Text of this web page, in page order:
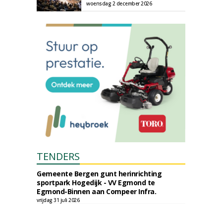
woensdag 2 december 2026
TENDERS
Gemeente Bergen gunt herinrichting
sportpark Hogedijk - VV Egmond te
Egmond-Binnen aan Compeer Infra.
vrijdag 31 juli 2026